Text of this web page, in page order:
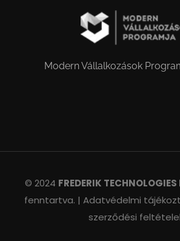
Modern Vállalkozások
© 2024 FREDERIK
fenntartva. | Adatvédelmi
szerződési